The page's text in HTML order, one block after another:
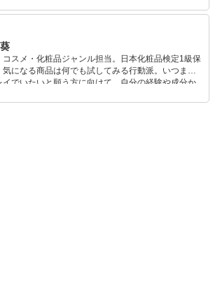
タイルの提案を得意とする。 ナチュラルメイクから
のあるメイクまで、また男女ともに数多くのタレン
日々さまざまな化粧品・メイクアップアイテムを試
使用感をチェックしている。
コスメ・化粧品ジャンル担当。日本化粧品検定1級保
気になる商品は何でも試してみる行動派。いつまで
イでいたいと願う方に向けて、自分の経験や成分か